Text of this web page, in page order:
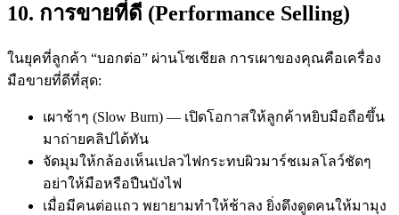
10. การขายที่ดี (Performance Selling)
ในยุคที่ลูกค้า “บอกต่อ” ผ่านโซเชียล การเผาของคุณคือเครื่อง
มือขายที่ดีที่สุด:
เผาช้าๆ (Slow Burn) — เปิดโอกาสให้ลูกค้าหยิบมือถือขึ้น
มาถ่ายคลิปได้ทัน
จัดมุมให้กล้องเห็นเปลวไฟกระทบผิวมาร์ชเมลโลว์ชัดๆ
อย่าให้มือหรือปืนบังไฟ
เมื่อมีคนต่อแถว พยายามทำให้ช้าลง ยิ่งดึงดูดคนให้มามุง